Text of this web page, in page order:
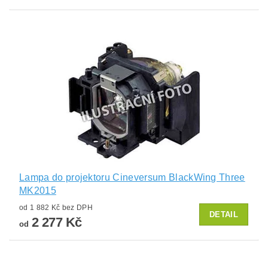
Lampa do projektoru Cineversum BlackWing Three
MK2015
od 1 882 Kč bez DPH
od 2 277 Kč
DETAIL